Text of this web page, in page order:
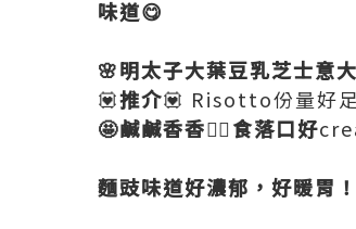
味道😋
🌸明太子大葉豆乳芝士意
💟推介💟 Risotto份量好
🤩鹹鹹香香👍🏻食落口好
麵豉味道好濃郁，好暖胃！